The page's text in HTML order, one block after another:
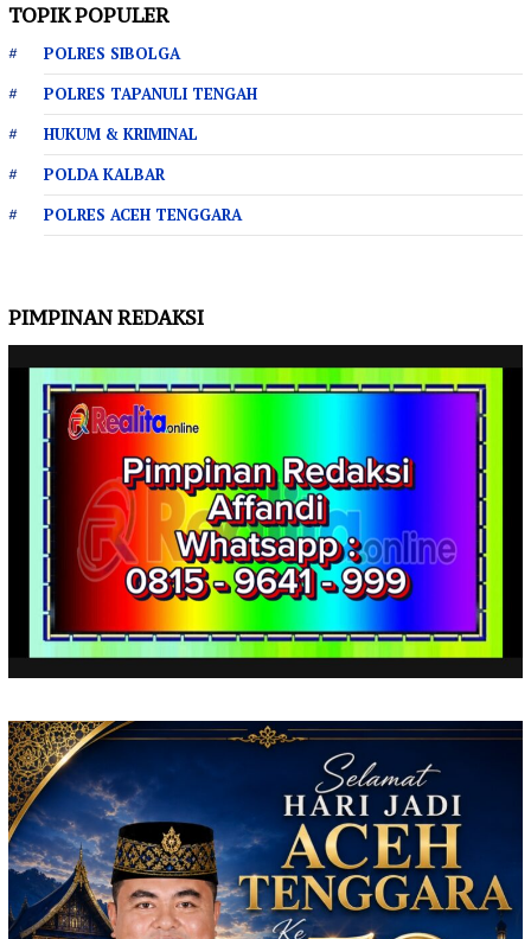
TOPIK POPULER
POLRES SIBOLGA
POLRES TAPANULI TENGAH
HUKUM & KRIMINAL
POLDA KALBAR
POLRES ACEH TENGGARA
PIMPINAN REDAKSI